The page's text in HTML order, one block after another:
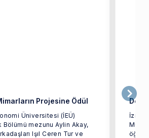
Projesine Ödül
Üniversitesi (İEÜ)
Bölümü mezunu Aylin Akay,
Işıl Ceren Tur ve
Dev
İzmir